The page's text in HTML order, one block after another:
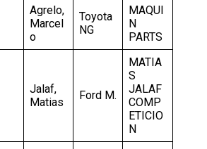
Agrelo,
Marcel
o
Toyota
NG
MAQUI
N
PARTS
Jalaf,
Matias
Ford M.
MATIA
S
JALAF
COMP
ETICIO
N